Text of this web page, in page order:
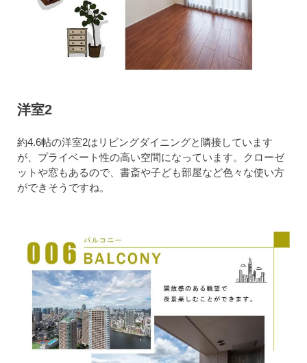
洋室2
約4.6帖の洋室2はリビングダイニングと隣接しています
が、プライベート性の高い空間になっています。クローゼ
ットや窓もあるので、書斎や子ども部屋など色々な使い方
ができそうですね。